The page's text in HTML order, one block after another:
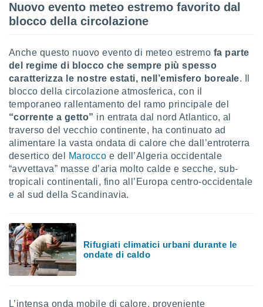
per la
dei
la
del
delle
dei
degli
nostri
Nuovo evento meteo estremo favorito dal
blocco della circolazione
Anche questo nuovo evento di meteo estremo fa parte
del regime di blocco che sempre più spesso
caratterizza le nostre estati, nell’emisfero boreale. Il
blocco della circolazione atmosferica, con il
temporaneo rallentamento del ramo principale del
“corrente a getto” in entrata dal nord Atlantico, al
traverso del vecchio continente, ha continuato ad
alimentare la vasta ondata di calore che dall’entroterra
desertico del
Marocco e dell’Algeria occidentale
“avvettava” masse d’aria molto calde e secche, sub-
tropicali continentali, fino all’Europa centro-occidentale
e al sud della Scandinavia.
Rifugiati climatici urbani durante le
ondate di caldo
L’intensa onda mobile di calore, proveniente